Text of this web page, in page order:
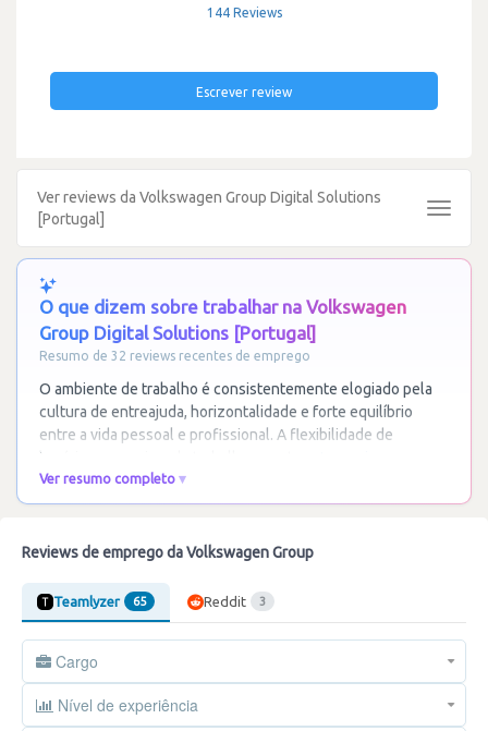
144 Reviews
Escrever review
Ver reviews da Volkswagen Group Digital Solutions
[Portugal]
Toggle
O que dizem sobre trabalhar na Volkswagen
Group Digital Solutions [Portugal]
Resumo de 32 reviews recentes de emprego
O ambiente de trabalho é consistentemente elogiado pela
cultura de entreajuda, horizontalidade e forte equilíbrio
entre a vida pessoal e profissional. A flexibilidade de
horários e o regime de trabalho remoto
Ver resumo completo
Reviews de emprego da Volkswagen Group
Teamlyzer 65 Reddit 3
Cargo
Nível de experiência